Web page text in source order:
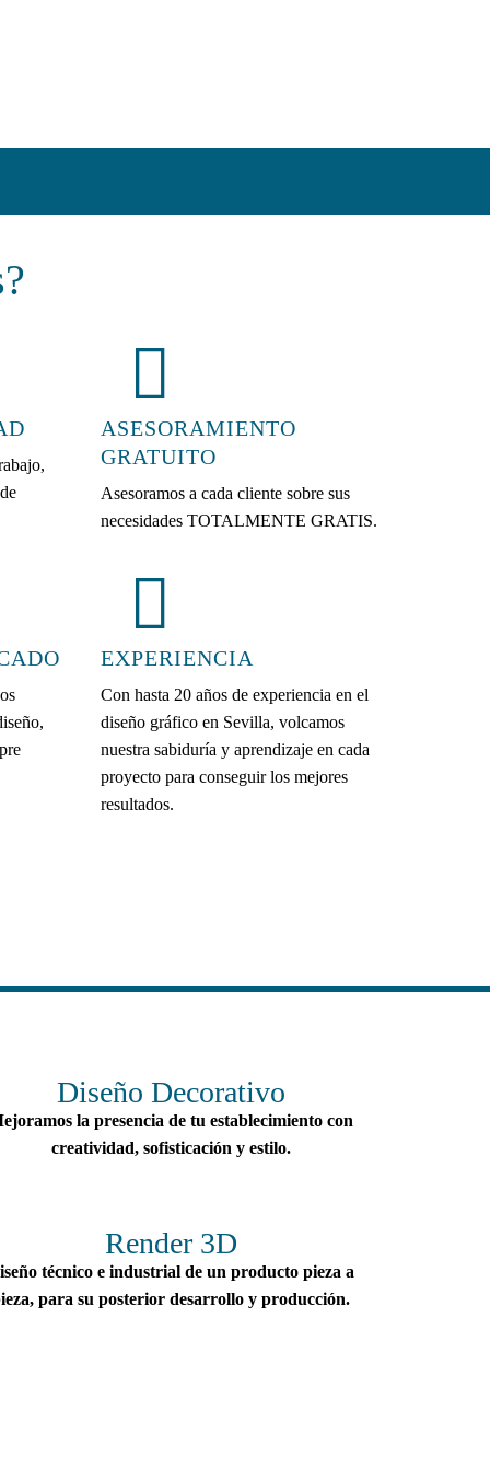
ASESORAMIENTO
GRATUITO
Asesoramos a cada cliente sobre sus
necesidades TOTALMENTE GRATIS.
EXPERIENCIA
Con hasta 20 años de experiencia en el
diseño gráfico en Sevilla, volcamos
nuestra sabiduría y aprendizaje en cada
proyecto para conseguir los mejores
resultados.
Diseño Decorativo
la presencia de tu establecimiento con
creatividad, sofisticación y estilo.
Render 3D
técnico e industrial de un producto pieza a
para su posterior desarrollo y producción.